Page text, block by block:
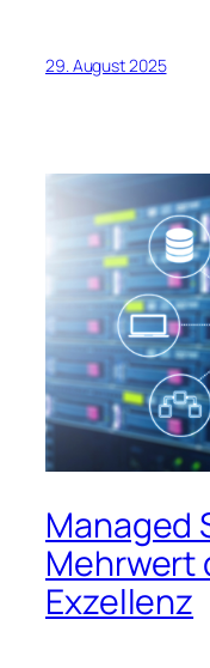
29. August 2025
Managed
Mehrwert
Exzellenz